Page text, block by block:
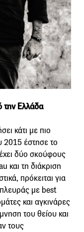
την Ελλάδα
κάτι με πιο
2015 έστησε το
δύο σκούφους
και τη διάκριση
πρόκειται για
με best
και αγκινάρες
του θείου και
τους